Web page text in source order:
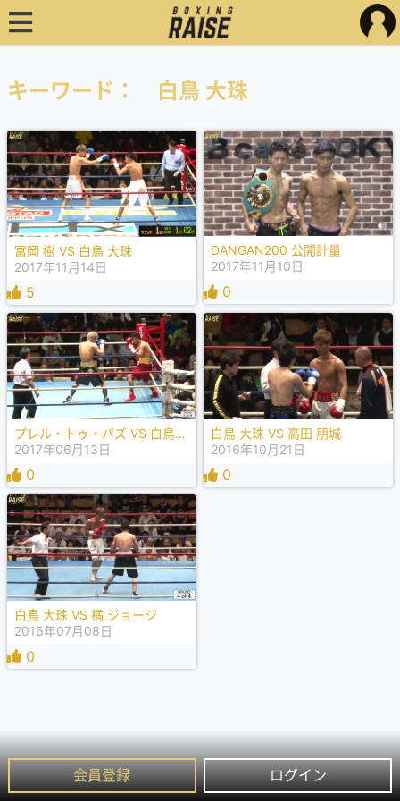
会員登録 ログイン
キーワード： 白鳥 大珠
富岡 樹 VS 白鳥 大珠
2017年11月14日
5
DANGAN200 公開計量
2017年11月10日
0
プレル・トゥ・パズ VS 白鳥 大珠
2017年06月13日
0
白鳥 大珠 VS 高田 朋城
2016年10月21日
0
白鳥 大珠 VS 橘 ジョージ
2016年07月08日
0